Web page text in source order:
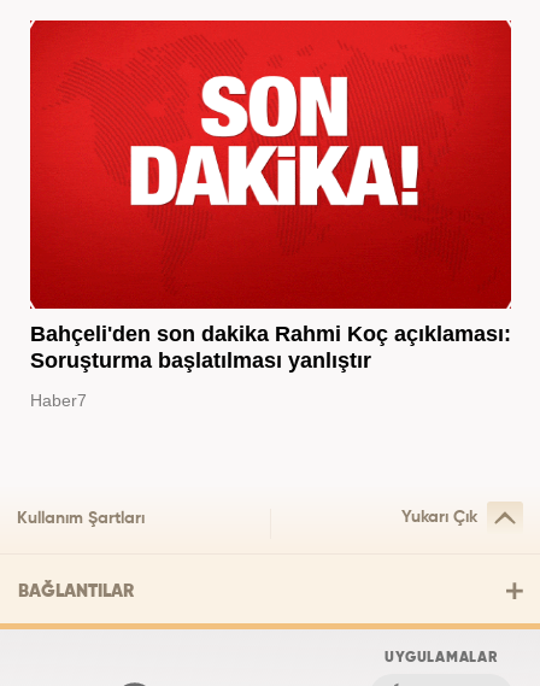
Bahçeli'den son dakika Rahmi Koç açıklaması:
Soruşturma başlatılması yanlıştır
Haber7
Kullanım Şartları Yukarı Çık
BAĞLANTILAR
UYGULAMALAR